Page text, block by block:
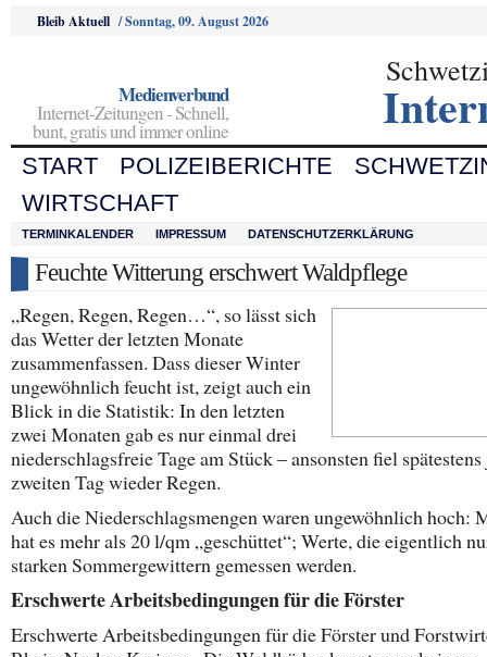
Bleib Aktuell /Sonntag, 09. August 2026
Medienverbund
Internet-Zeitungen - Schnell,
bunt, gratis und immer online
START POLIZEIBERICHTE
WIRTSCHAFT
TERMINKALENDER IMPRESSUM DATENSCHUTZERKLÄRUNG
Feuchte Witterung erschwert Waldpflege
„Regen, Regen, Regen…“, so lässt sich
das Wetter der letzten Monate
zusammenfassen. Dass dieser Winter
ungewöhnlich feucht ist, zeigt auch ein
Blick in die Statistik: In den letzten
zwei Monaten gab es nur einmal drei
niederschlagsfreie Tage am Stück – ansonsten fiel spätestens
zweiten Tag wieder Regen.
Auch die Niederschlagsmengen waren ungewöhnlich hoch:
hat es mehr als 20 l/qm „geschüttet“; Werte, die eigentlich
starken Sommergewittern gemessen werden.
Erschwerte Arbeitsbedingungen für die Förster
Erschwerte Arbeitsbedingungen für die Förster und